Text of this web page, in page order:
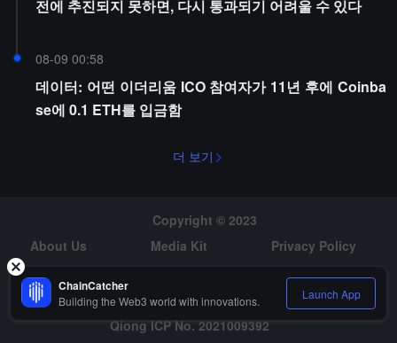
전에 추진되지 못하면, 다시 통과되기 어려울 수 있다
08-09 00:58
데이터: 어떤 이더리움 ICO 참여자가 11년 후에 Coinba
se에 0.1 ETH를 입금함
더 보기
Copyright © 2023
About Us
Media Kit
Privacy Policy
Risk Warning
Hiring
Qiong ICP No. 2021009392
ChainCatcher
Building the Web3 world with innovations. Launch App